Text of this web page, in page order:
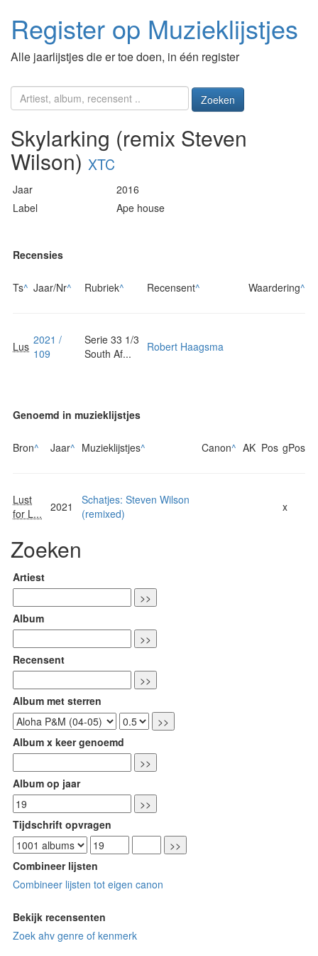
Register op Muzieklijstjes
Alle jaarlijstjes die er toe doen, in één register
Zoeken
Skylarking (remix Steven
Wilson) XTC
Jaar
2016
Label
Ape house
Recensies
Ts^ Jaar/Nr^ Rubriek^ Recensent^ Waardering^
Lus 2021 /
109
Serie 33 1/3
South Af...
Robert Haagsma
Genoemd in muzieklijstjes
Bron^ Jaar^ Muzieklijstjes^ Canon^ AK Pos gPos
Lust
for L...
2021
Schatjes: Steven Wilson
(remixed)
x
Zoeken
Artiest
Album
Recensent
Album met sterren
Album x keer genoemd
Album op jaar
Tijdschrift opvragen
Combineer lijsten
Combineer lijsten tot eigen canon
Bekijk recensenten
Zoek ahv genre of kenmerk